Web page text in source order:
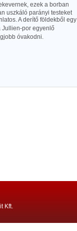
ezek a borban
uszkáló parányi testeket
A derítő földekből egy
Jullien-por egyenlő
óvakodni.
Kft.